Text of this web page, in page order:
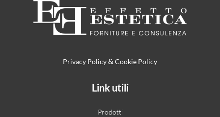
Privacy Policy& Cookie Policy
Link utili
Prodotti